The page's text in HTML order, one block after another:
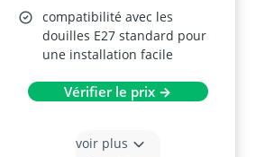
compatibilité avec les
douilles E27 standard pour
une installation facile
Vérifier le prix →
voir plus